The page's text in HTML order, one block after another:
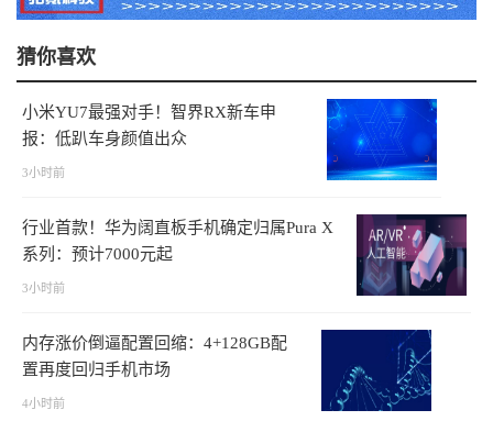
猜你喜欢
小米YU7最强对手！智界RX新车申
报：低趴车身颜值出众
3小时前
行业首款！华为阔直板手机确定归属Pura X
系列：预计7000元起
3小时前
内存涨价倒逼配置回缩：4+128GB配
置再度回归手机市场
4小时前